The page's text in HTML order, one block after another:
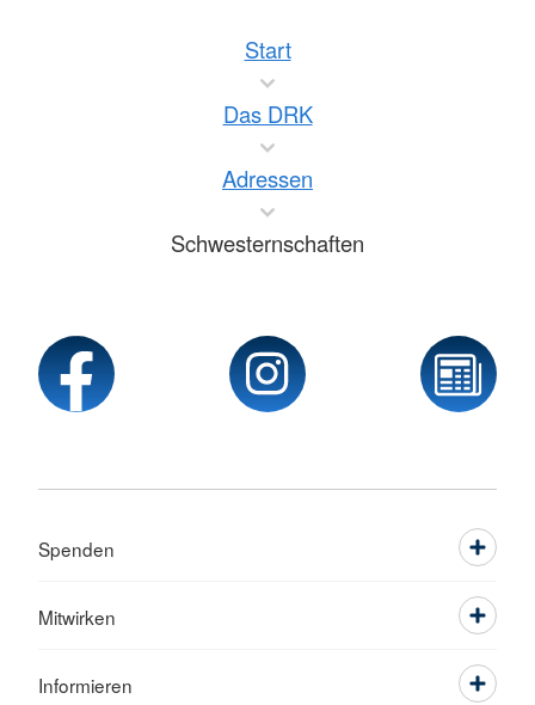
Start
Das DRK
Adressen
Schwesternschaften
Spenden
Mitwirken
Informieren